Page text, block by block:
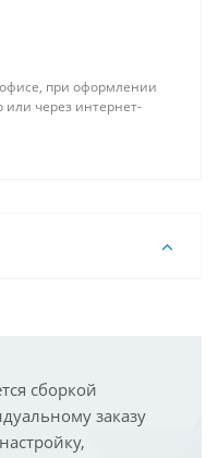
при оформлении
или через интернет-
сборкой
заказу